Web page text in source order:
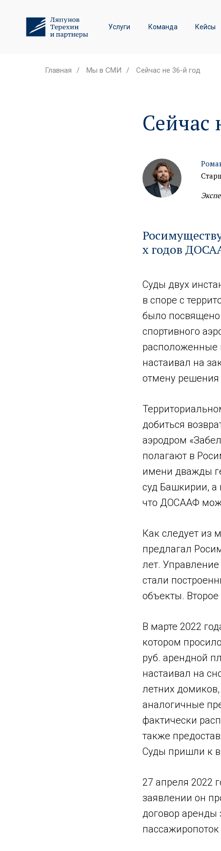
Команда
Услуги Кейсы
Лизинговые споры
Главная / Мы в СМИ / Сейчас не 36-й год
Сейчас
х годов
Суды двух
в споре с
было посвящено
спортивного
расположенные
настаивал на
отмену решения
добиться
аэродром
полагают в
имени дважды
суд Башкирии,
что ДОСААФ
Как следует из
предлагал
лет.
стали
объекты. Второе
В марте 2022
котором
руб. арендной
настаивал на
летних
аналогичные
фактически
также
Суды пришли к
27 апреля 2022
заявлении он
договор аренды